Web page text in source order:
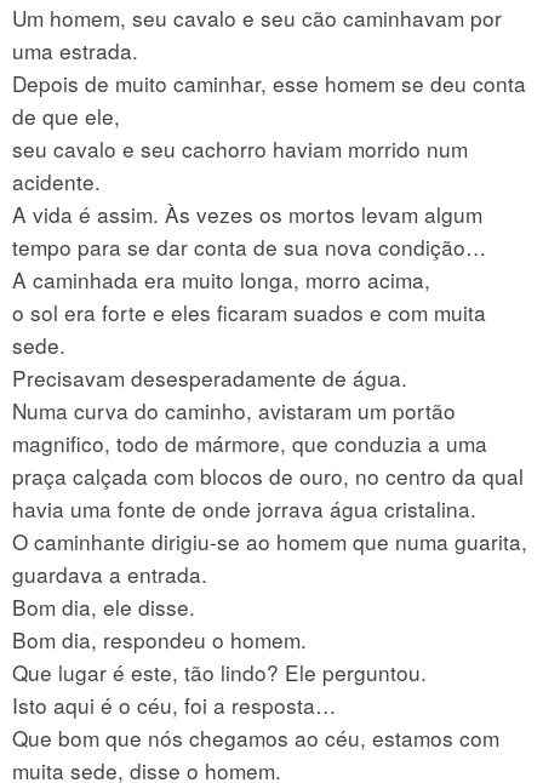
Um homem, seu cavalo e seu cão caminhavam por
uma estrada.
Depois de muito caminhar, esse homem se deu conta
de que ele,
seu cavalo e seu cachorro haviam morrido num
acidente.
A vida é assim. Às vezes os mortos levam algum
tempo para se dar conta de sua nova condição…
A caminhada era muito longa, morro acima,
o sol era forte e eles ficaram suados e com muita
sede.
Precisavam desesperadamente de água.
Numa curva do caminho, avistaram um portão
magnifico, todo de mármore, que conduzia a uma
praça calçada com blocos de ouro, no centro da qual
havia uma fonte de onde jorrava água cristalina.
O caminhante dirigiu-se ao homem que numa guarita,
guardava a entrada.
Bom dia, ele disse.
Bom dia, respondeu o homem.
Que lugar é este, tão lindo? Ele perguntou.
Isto aqui é o céu, foi a resposta…
Que bom que nós chegamos ao céu, estamos com
muita sede, disse o homem.